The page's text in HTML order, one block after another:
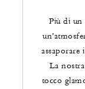
Più di un
La
tocco